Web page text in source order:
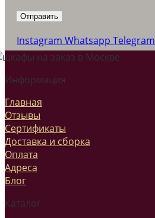
Instagram Whatsapp Telegram
Информация
Главная
Отзывы
Сертификаты
Доставка и сборка
Оплата
Адреса
Блог
Каталог